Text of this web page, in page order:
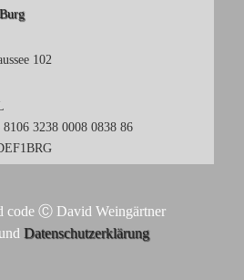
102
3238 0008 0838 86
code Ⓒ David Weingärtner
Datenschutzerklärung